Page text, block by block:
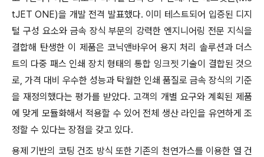
tJET ONE)을 개발 전격 발표했다. 이미 테스트되어 입증된 디지
털 구성 요소와 금속 장식 부문의 강력한 엔지니어링 전문 지식을
결합해 탄생한 이 제품은 코닉앤바우어 용지 처리 솔루션과 더스
트의 다중 패스 인쇄 장치 형태의 통합 잉크젯 기술이 결합된 것으
로, 가격 대비 우수한 성능과 탁월한 인쇄 품질로 금속 장식의 기준
을 재정의했다는 평가를 받았다. 고객의 개별 요구와 계획된 제품
에 맞게 모듈화해서 적용할 수 있어 전체 생산 라인을 유연하게 조
정할 수 있다는 장점을 갖고 있다.
용제 기반의 코팅 건조 방식 또한 기존의 천연가스를 이용한 열 건